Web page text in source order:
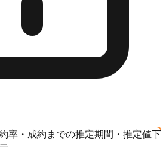
率・成約までの推定期間・推定値下